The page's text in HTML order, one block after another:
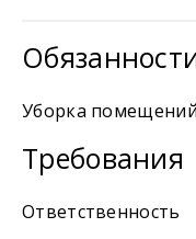
Уборка помещений
Требования
Ответственность